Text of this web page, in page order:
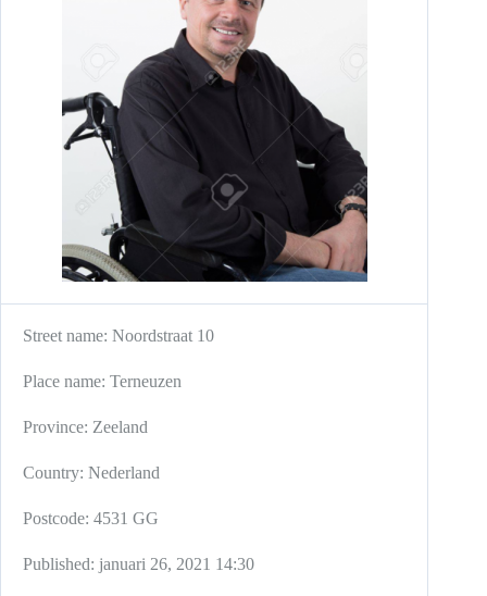
Street name: Noordstraat 10
Place name: Terneuzen
Province: Zeeland
Country: Nederland
Postcode: 4531 GG
Published: januari 26, 2021 14:30